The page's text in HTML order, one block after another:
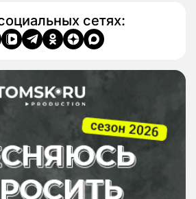
сетях: